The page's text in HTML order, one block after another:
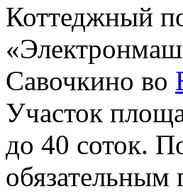
Коттеджный
Савочкино во
Участок
до 40 соток.
обязательным